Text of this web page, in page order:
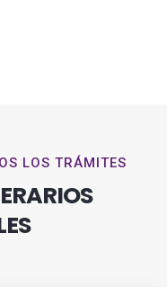
LOS TRÁMITES